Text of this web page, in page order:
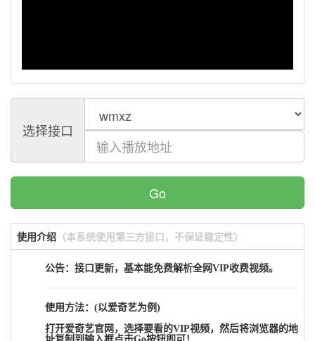
选择接口
Go
使用介绍 （本系统使用第三方接口，不保证稳定性）
公告：接口更新，基本能免费解析全网VIP收费视频。
使用方法：(以爱奇艺为例)
打开爱奇艺官网，选择要看的VIP视频，然后将浏览器的地